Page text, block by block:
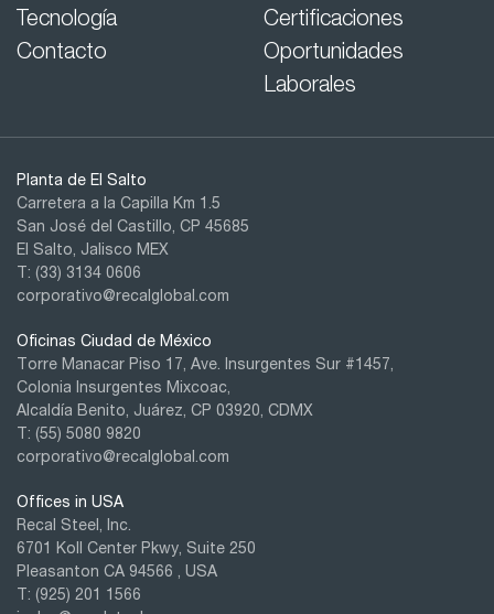
Tecnología
Certificaciones
Contacto
Oportunidades
Laborales
Planta de El Salto
Carretera a la Capilla Km 1.5
San José del Castillo, CP 45685
El Salto, Jalisco MEX
T: (33) 3134 0606
corporativo@recalglobal.com
Oficinas Ciudad de México
Torre Manacar Piso 17, Ave. Insurgentes Sur #1457,
Colonia Insurgentes Mixcoac,
Alcaldía Benito, Juárez, CP 03920, CDMX
T: (55) 5080 9820
corporativo@recalglobal.com
Offices in USA
Recal Steel, Inc.
6701 Koll Center Pkwy, Suite 250
Pleasanton CA 94566 , USA
T: (925) 201 1566